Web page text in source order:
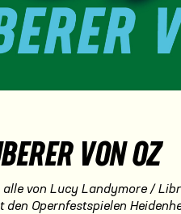
VON OZ
von Lucy Landymore /
den Opernfestspielen